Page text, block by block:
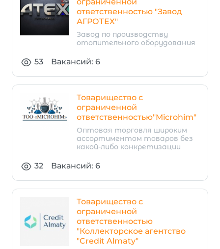
ответственностью "Завод
АГРОТЕХ"
Завод по производству
отопительного оборудования
53 Вакансий: 6
Товарищество с
ограниченной
ответственностью"Microhim"
Оптовая торговля широким
ассортиментом товаров без
какой-либо конкретизации
32 Вакансий: 6
Товарищество с
ограниченной
ответственностью
"Коллекторское агентство
"Credit Almaty"